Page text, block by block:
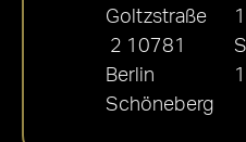
Goltzstraße
2 10781
Berlin
Schöneberg